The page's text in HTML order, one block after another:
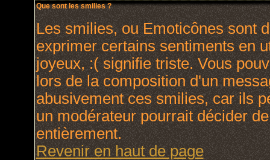
Que sont les smilies ?
Les smilies, ou Emoticônes sont
exprimer certains sentiments en
joyeux, :( signifie triste. Vous
lors de la composition d'un
abusivement ces smilies, car ils
un modérateur pourrait décider
entièrement.
Revenir en haut de page